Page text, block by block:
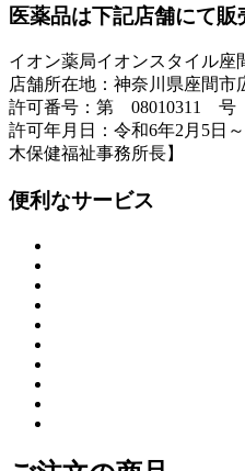
医薬品は下記店舗にて販
イオン薬局イオンスタイル座
店舗所在地：神奈川県座間市
許可番号：第 08010311 号
許可年月日：令和6年2月5日
木保健福祉事務所長】
便利なサービス